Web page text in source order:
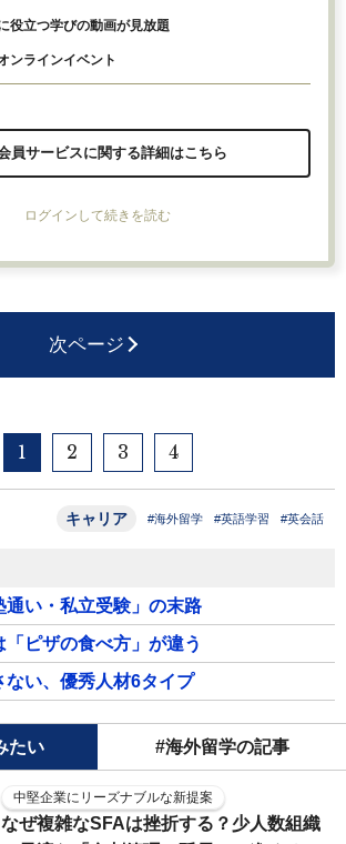
役立つ学びの動画が見放題
ンラインイベント
員サービスに関する詳細はこちら
ログインして続きを読む
次ページ
1 2 3 4
キャリア #海外留学 #英語学習 #英会話
通い・私立受験」の末路
ピザの食べ方」が違う
ない、優秀人材6タイプ
たい #海外留学の記事
中堅企業にリーズナブルな新提案
なぜ複雑なSFAは挫折する？少人数組織